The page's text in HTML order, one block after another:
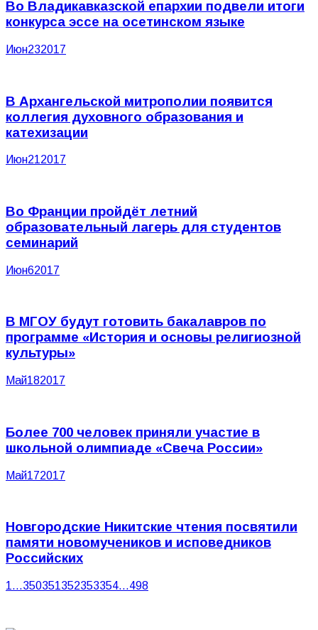
Во Владикавказской епархии подвели итоги
конкурса эссе на осетинском языке
Июн232017
В Архангельской митрополии появится
коллегия духовного образования и
катехизации
Июн212017
Во Франции пройдёт летний
образовательный лагерь для студентов
семинарий
Июн62017
В МГОУ будут готовить бакалавров по
программе «История и основы религиозной
культуры»
Май182017
Более 700 человек приняли участие в
школьной олимпиаде «Свеча России»
Май172017
Новгородские Никитские чтения посвятили
памяти новомучеников и исповедников
Российских
1…350351352353354…498